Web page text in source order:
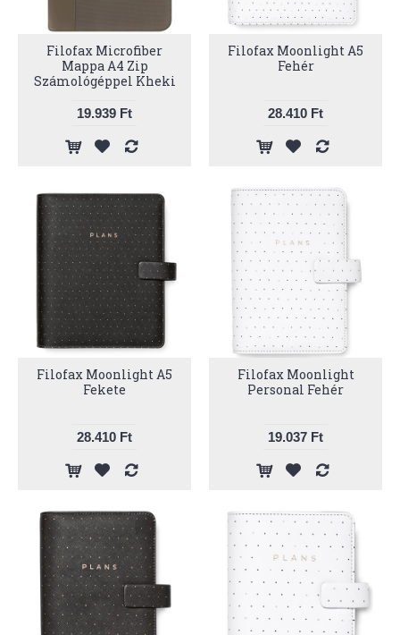
Filofax Microfiber
Mappa A4 Zip
Számológéppel Kheki
19.939 Ft
Filofax Moonlight A5
Fehér
28.410 Ft
Filofax Moonlight A5
Fekete
28.410 Ft
Filofax Moonlight
Personal Fehér
19.037 Ft